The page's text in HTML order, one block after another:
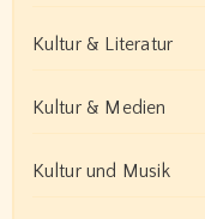
Kultur & Literatur
Kultur & Medien
Kultur und Musik